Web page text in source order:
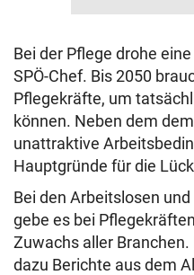
Bei der Pflege drohe
SPÖ-Chef. Bis 2050
Pflegekräfte, um
können. Neben dem
unattraktive
Hauptgründe für die
Bei den Arbeitslosen
gebe es bei
Zuwachs aller
dazu Berichte aus dem